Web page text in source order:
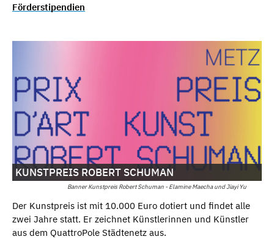
Förderstipendien
Banner Kunstpreis Robert Schuman - Elamine Maecha und Jiayi Yu
KUNSTPREIS ROBERT SCHUMAN
Der Kunstpreis ist mit 10.000 Euro dotiert und findet alle
zwei Jahre statt. Er zeichnet Künstlerinnen und Künstler
aus dem QuattroPole Städtenetz aus.